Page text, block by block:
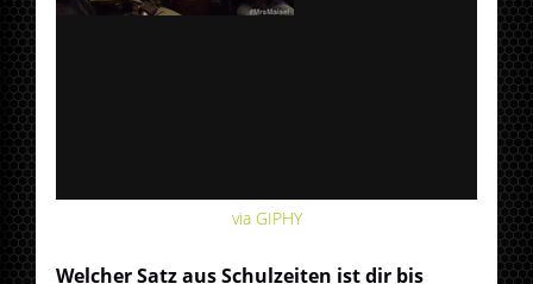
via GIPHY
Welcher Satz aus Schulzeiten ist dir bis